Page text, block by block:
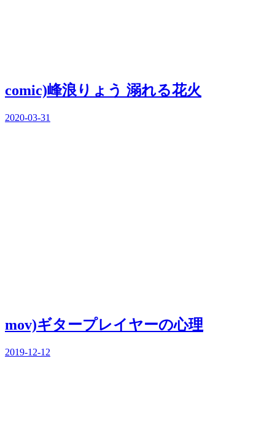
comic)峰浪りょう 溺れる花火
2020-03-31
mov)ギタープレイヤーの心理
2019-12-12